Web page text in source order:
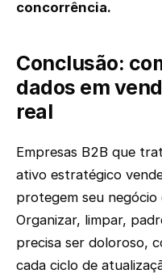
concorrência.
Conclusão:
dados em
real
Empresas B2B que
ativo estratégico
protegem seu
Organizar, limpar,
precisa ser doloroso,
cada ciclo de